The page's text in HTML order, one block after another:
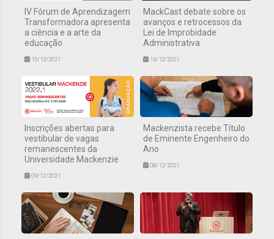
IV Fórum de Aprendizagem
Transformadora apresenta
a ciência e a arte da
educação
15/12/2021
MackCast debate sobre os
avanços e retrocessos da
Lei de Improbidade
Administrativa
13/12/2021
Inscrições abertas para
vestibular de vagas
remanescentes da
Universidade Mackenzie
09/12/2021
Mackenzista recebe Título
de Eminente Engenheiro do
Ano
08/12/2021